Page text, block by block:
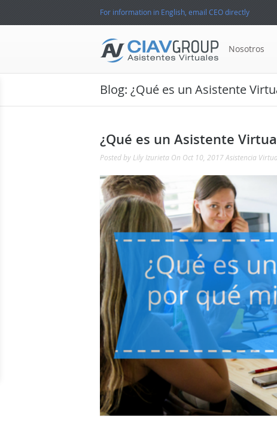
For information in English, email CEO directly
Nosotros
Blog: ¿Qué es un Asistente
¿Qué es un Asistente
Posted by Lily Izurieta On Oct 10, 2017Asistencia